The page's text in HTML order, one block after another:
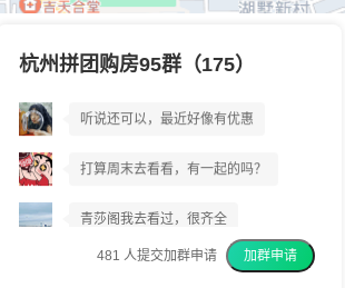
杭州拼团购房95群（175）
青莎阁到底好不好?
听说还可以，最近好像有优惠
打算周末去看看，有一起的吗？
青莎阁我去看过，很齐全
我上周已经交了意向金
481 人提交加群申请 加群申请